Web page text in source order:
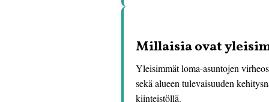
Millaisia ovat
Yleisimmät loma-asuntojen
sekä alueen tulevaisuuden
kiinteistöllä.